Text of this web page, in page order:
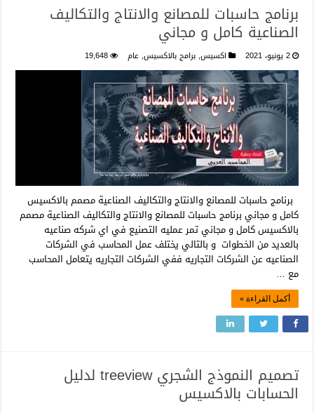
برنامج حاسبات للمصانع والانتاج والتكاليف
الصناعية كامل و مجاني
2 يونيو، 2021 اكسيس, برامج بالاكسيس, عام 19,648
برنامج حاسبات للمصانع والانتاج والتكاليف الصناعية مصمم بالاكسيس
كامل و مجاني برنامج حاسبات للمصانع والانتاج والتكاليف الصناعية مصمم
بالاكسيس كامل و مجاني تمر عمليه التصنيع في اي شركه صناعيه
بالعديد من الخطوات و بالتالي يختلف عمل المحاسب في الشركات
الصناعيه عن الشركات التجاريه ففي الشركات التجاريه يتعامل المحاسب
مع …
أكمل القراءة »
تصميم النموذج الشجري treeview لدليل
الحسابات بالاكسيس